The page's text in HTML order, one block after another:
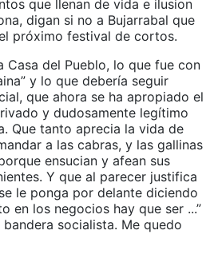
que llenan de vida e ilusion
digan si no a Bujarrabal que
próximo festival de cortos.
Casa del Pueblo, lo que fue con
y lo que debería seguir
que ahora se ha apropiado el
y dudosamente legítimo
Que tanto aprecia la vida de
a las cabras, y las gallinas
ensucian y afean sus
Y que al parecer justifica
le ponga por delante diciendo
en los negocios hay que ser ...”
socialista. Me quedo